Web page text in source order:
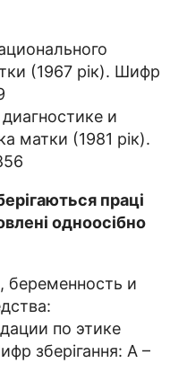
(1967 рік). Шифр
и
матки (1981 рік).
праці
одноосібно
беременность и
по этике
зберігання: А –